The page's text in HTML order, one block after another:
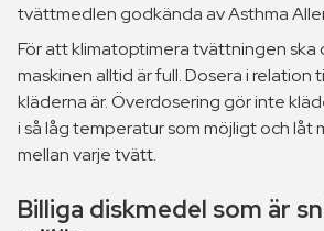
tvättmedlen godkända av Asthma
För att klimatoptimera tvättningen ska
maskinen alltid är full. Dosera i relation
kläderna är. Överdosering gör inte
i så låg temperatur som möjligt och låt
mellan varje tvätt.
Billiga diskmedel som är